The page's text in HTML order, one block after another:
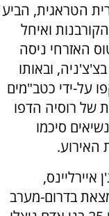
הטראגית, הביע
ואיחל
האזרחי ניסה
ובאותו
על-ידי כטב"מים
של רוסיה הדפו
סיכמו
האירוע.
בדרום-מערב